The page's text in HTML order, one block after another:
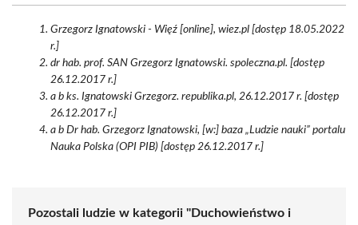
Grzegorz Ignatowski - Więź [online], wiez.pl [dostęp 18.05.2022
r.]
dr hab. prof. SAN Grzegorz Ignatowski. spoleczna.pl. [dostęp
26.12.2017 r.]
a b ks. Ignatowski Grzegorz. republika.pl, 26.12.2017 r. [dostęp
26.12.2017 r.]
a b Dr hab. Grzegorz Ignatowski, [w:] baza „Ludzie nauki” portalu
Nauka Polska (OPI PIB) [dostęp 26.12.2017 r.]
Pozostali ludzie w kategorii "Duchowieństwo i